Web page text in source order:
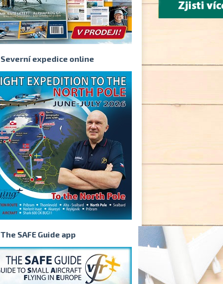
Severní expedice online
The SAFE Guide app